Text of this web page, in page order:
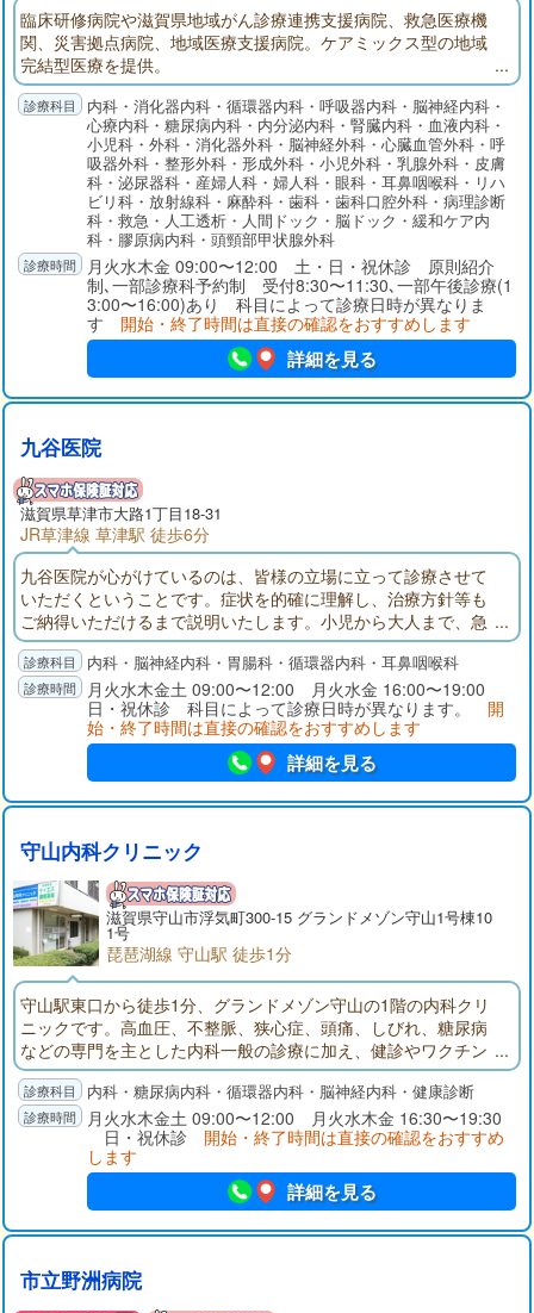
臨床研修病院や滋賀県地域がん診療連携支援病院、救急医療機
関、災害拠点病院、地域医療支援病院。ケアミックス型の地域
完結型医療を提供。
内科・消化器内科・循環器内科・呼吸器内科・脳神経内科・
心療内科・糖尿病内科・内分泌内科・腎臓内科・血液内科・
小児科・外科・消化器外科・脳神経外科・心臓血管外科・呼
吸器外科・整形外科・形成外科・小児外科・乳腺外科・皮膚
科・泌尿器科・産婦人科・婦人科・眼科・耳鼻咽喉科・リハ
ビリ科・放射線科・麻酔科・歯科・歯科口腔外科・病理診断
科・救急・人工透析・人間ドック・脳ドック・緩和ケア内
科・膠原病内科・頭頸部甲状腺外科
月火水木金 09:00〜12:00 土・日・祝休診 原則紹介
制､一部診療科予約制 受付8:30〜11:30､一部午後診療(1
3:00〜16:00)あり 科目によって診療日時が異なりま
す 開始・終了時間は直接の確認をおすすめします
詳細を見る
九谷医院
滋賀県草津市大路1丁目18-31
JR草津線 草津駅 徒歩6分
九谷医院が心がけているのは、皆様の立場に立って診療させて
いただくということです。症状を的確に理解し、治療方針等も
ご納得いただけるまで説明いたします。小児から大人まで、急
性期疾患の治療のみならず、慢性疾患や生活習慣病の予防にも
力を注いでいきたいと思います。地域に根ざした、みなさまの
家庭医として、安心して気軽に受診いただければ幸いです。
内科・脳神経内科・胃腸科・循環器内科・耳鼻咽喉科
月火水木金土 09:00〜12:00 月火水金 16:00〜19:00
日・祝休診 科目によって診療日時が異なります。 開
始・終了時間は直接の確認をおすすめします
詳細を見る
守山内科クリニック
滋賀県守山市浮気町300-15 グランドメゾン守山1号棟10
1号
琵琶湖線 守山駅 徒歩1分
守山駅東口から徒歩1分、グランドメゾン守山の1階の内科クリ
ニックです。高血圧、不整脈、狭心症、頭痛、しびれ、糖尿病
などの専門を主とした内科一般の診療に加え、健診やワクチン
接種をおこなっています。コロナ感染予防のため、オンライン
診療を始めました。ご不明な点は電話で気楽にお尋ねくださ
い。
内科・糖尿病内科・循環器内科・脳神経内科・健康診断
月火水木金土 09:00〜12:00 月火水木金 16:30〜19:30
日・祝休診 開始・終了時間は直接の確認をおすすめ
します
詳細を見る
市立野洲病院